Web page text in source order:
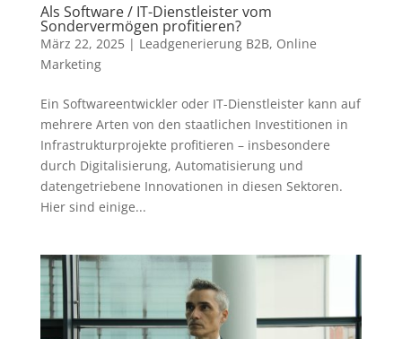
Als Software / IT-Dienstleister vom
Sondervermögen profitieren?
März 22, 2025| Leadgenerierung B2B, Online
Marketing
Ein Softwareentwickler oder IT-Dienstleister kann auf
mehrere Arten von den staatlichen Investitionen in
Infrastrukturprojekte profitieren – insbesondere
durch Digitalisierung, Automatisierung und
datengetriebene Innovationen in diesen Sektoren.
Hier sind einige...